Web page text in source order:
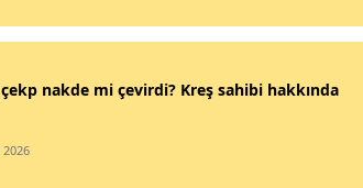
nakde mi çevirdi? Kreş sahibi hakkında